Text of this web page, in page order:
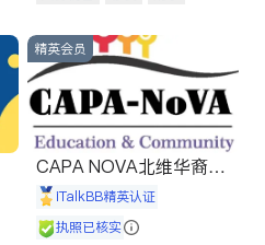
建筑合同、刑事案件全包办
信托/遗嘱
商业
索赔
律师-其它 保释
精英会员
CAPA NOVA北维华裔家
长会iTalkBB精英认证
执照已核实